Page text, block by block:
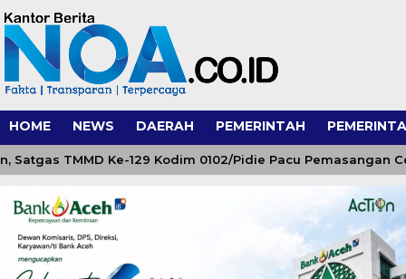
HOME NEWS DAERAH PEMERINTAH
TMMD Ke-129 Kodim 0102/Pidie Pacu Pemasangan